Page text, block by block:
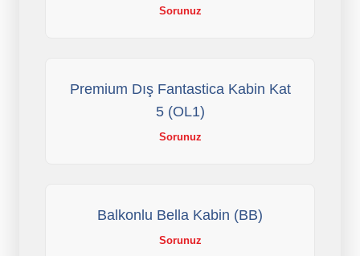
Sorunuz
Premium Dış Fantastica Kabin Kat
5 (OL1)
Sorunuz
Balkonlu Bella Kabin (BB)
Sorunuz